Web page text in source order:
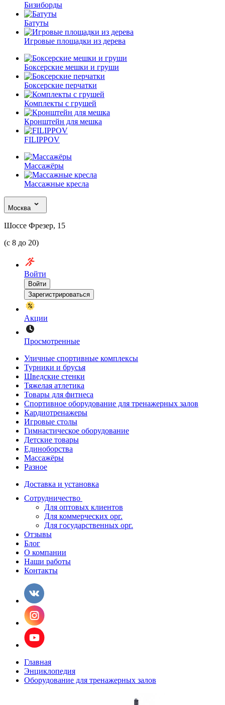
Бизиборды
Батуты
Игровые площадки из дерева
Боксерские мешки и груши
Боксерские перчатки
Комплекты с грушей
Кронштейн для мешка
FILIPPOV
Массажёры
Массажные кресла
Москва
Шоссе Фрезер, 15
(с 8 до 20)
Войти
Войти
Зарегистрироваться
Акции
Просмотренные
Уличные спортивные комплексы
Турники и брусья
Шведские стенки
Тяжелая атлетика
Товары для фитнеса
Спортивное оборудование для тренажерных залов
Кардиотренажеры
Игровые столы
Гимнастическое оборудование
Детские товары
Единоборства
Массажёры
Разное
Доставка и установка
Сотрудничество
Для оптовых клиентов
Для коммерческих орг.
Для государственных орг.
Отзывы
Блог
О компании
Наши работы
Контакты
Главная
Энциклопедия
Оборудование для тренажерных залов